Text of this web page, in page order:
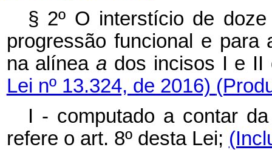
§ 2º O interstício de
progressão funcional e para
na alíneaa dos incisos I e
Lei nº 13.324, de 2016)
I - computado a contar
refere o art. 8º desta Lei;